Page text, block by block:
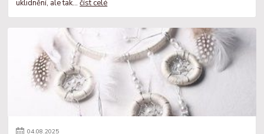
uklidnění, ale tak...číst celé
04.08.2025